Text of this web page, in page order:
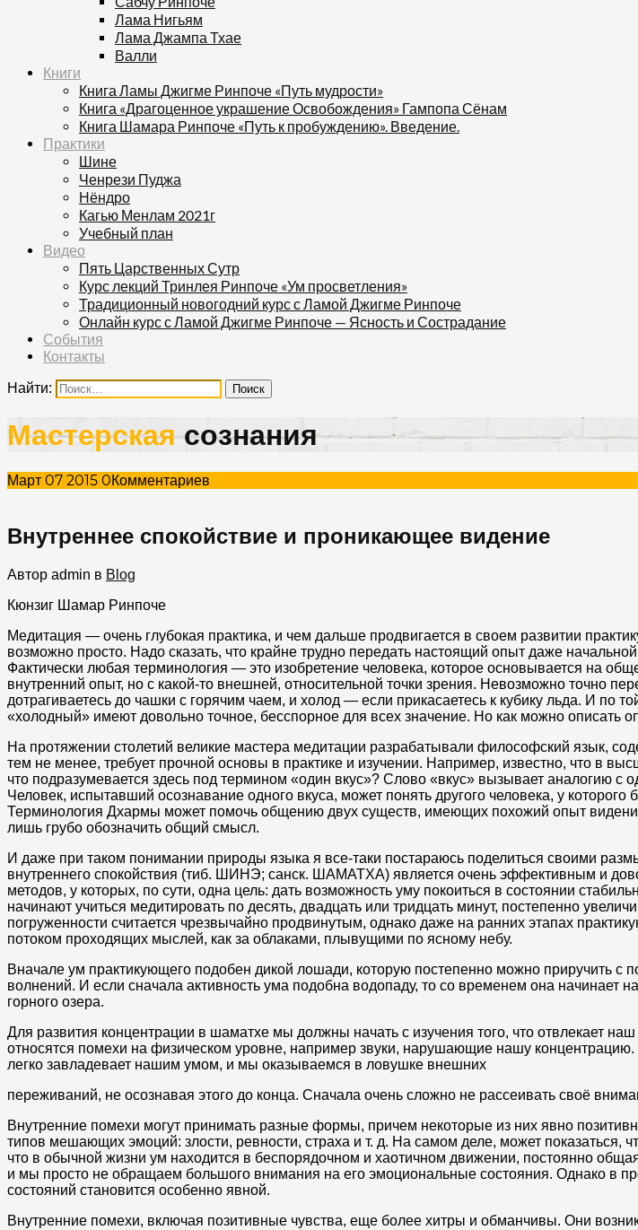
Лама Нигьям
Лама Джампа Тхае
Валли
Книги
Книга Ламы Джигме Ринпоче «Путь мудрости»
Книга «Драгоценное украшение Освобождения» Гампопа Сёнам
Книга Шамара Ринпоче «Путь к пробуждению». Введение.
Практики
Шине
Ченрези Пуджа
Нёндро
Кагью Менлам 2021г
Учебный план
Видео
Пять Царственных Сутр
Курс лекций Тринлея Ринпоче «Ум просветления»
Традиционный новогодний курс с Ламой Джигме Ринпоче
Онлайн курс с Ламой Джигме Ринпоче — Ясность и Сострадание
События
Контакты
Найти:
Мастерскаясознания
Март 07 2015 0Комментариев
Внутреннее спокойствие и проникающее видение
Автор admin в Blog
Кюнзиг Шамар Ринпоче
Медитация — очень глубокая практика, и чем дальше продвигается в своем развитии
возможно просто. Надо сказать, что крайне трудно передать настоящий опыт даже
Фактически любая терминология — это изобретение человека, которое основывается на
внутренний опыт, но с какой-то внешней, относительной точки зрения. Невозможно точно
дотрагиваетесь до чашки с горячим чаем, и холод — если прикасаетесь к кубику льда. И по
«холодный» имеют довольно точное, бесспорное для всех значение. Но как можно описать
На протяжении столетий великие мастера медитации разрабатывали философский язык,
тем не менее, требует прочной основы в практике и изучении. Например, известно, что в
что подразумевается здесь под термином «один вкус»? Слово «вкус» вызывает аналогию
Человек, испытавший осознавание одного вкуса, может понять другого человека, у
Терминология Дхармы может помочь общению двух существ, имеющих похожий опыт
лишь грубо обозначить общий смысл.
И даже при таком понимании природы языка я все-таки постараюсь поделиться своими
внутреннего спокойствия (тиб. ШИНЭ; санск. ШАМАТХА) является очень эффективным и
методов, у которых, по сути, одна цель: дать возможность уму покоиться в состоянии
начинают учиться медитировать по десять, двадцать или тридцать минут, постепенно
погруженности считается чрезвычайно продвинутым, однако даже на ранних этапах
потоком проходящих мыслей, как за облаками, плывущими по ясному небу.
Вначале ум практикующего подобен дикой лошади, которую постепенно можно приручить
волнений. И если сначала активность ума подобна водопаду, то со временем она
горного озера.
Для развития концентрации в шаматхе мы должны начать с изучения того, что отвлекает
относятся помехи на физическом уровне, например звуки, нарушающие нашу
легко завладевает нашим умом, и мы оказываемся в ловушке внешних
переживаний, не осознавая этого до конца. Сначала очень сложно не рассеивать своё
Внутренние помехи могут принимать разные формы, причем некоторые из них явно
типов мешающих эмоций: злости, ревности, страха и т. д. На самом деле, может показаться,
что в обычной жизни ум находится в беспорядочном и хаотичном движении, постоянно
и мы просто не обращаем большого внимания на его эмоциональные состояния. Однако в
состояний становится особенно явной.
Внутренние помехи, включая позитивные чувства, еще более хитры и обманчивы. Они